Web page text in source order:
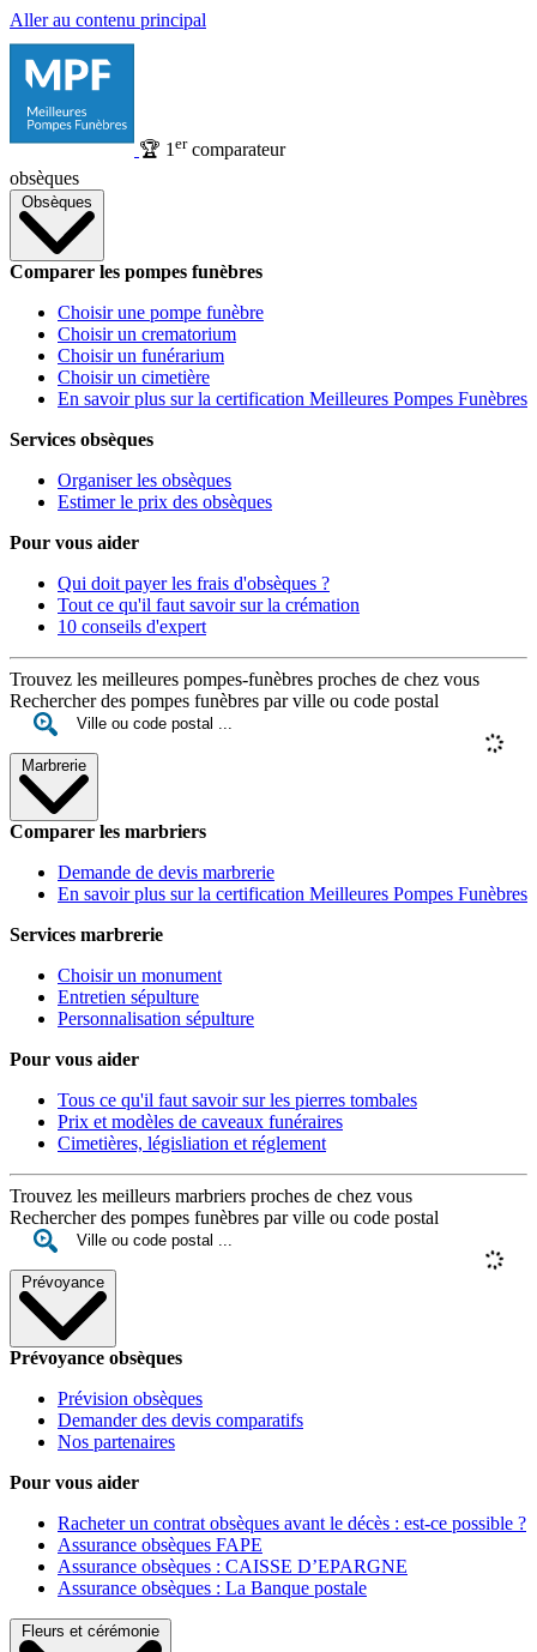
Aller au contenu principal
🏆 1 ercomparateur
obsèques
Obsèques
Comparer les pompes funèbres
Choisir une pompe funèbre
Choisir un crematorium
Choisir un funérarium
Choisir un cimetière
En savoir plus sur la certification Meilleures Pompes Funèbres
Services obsèques
Organiser les obsèques
Estimer le prix des obsèques
Pour vous aider
Qui doit payer les frais d'obsèques ?
Tout ce qu'il faut savoir sur la crémation
10 conseils d'expert
Trouvez les meilleures pompes-funèbres proches de chez vous
Rechercher des pompes funèbres par ville ou code postal
Marbrerie
Comparer les marbriers
Demande de devis marbrerie
En savoir plus sur la certification Meilleures Pompes Funèbres
Services marbrerie
Choisir un monument
Entretien sépulture
Personnalisation sépulture
Pour vous aider
Tous ce qu'il faut savoir sur les pierres tombales
Prix et modèles de caveaux funéraires
Cimetières, législiation et réglement
Trouvez les meilleurs marbriers proches de chez vous
Rechercher des pompes funèbres par ville ou code postal
Prévoyance
Prévoyance obsèques
Prévision obsèques
Demander des devis comparatifs
Nos partenaires
Pour vous aider
Racheter un contrat obsèques avant le décès : est-ce possible ?
Assurance obsèques FAPE
Assurance obsèques : CAISSE D’EPARGNE
Assurance obsèques : La Banque postale
Fleurs et cérémonie